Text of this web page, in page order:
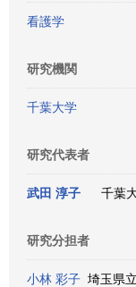
看護学
研究機関
千葉大学
研究代表者
武田 淳子 千葉
研究分担者
小林 彩子 埼玉県